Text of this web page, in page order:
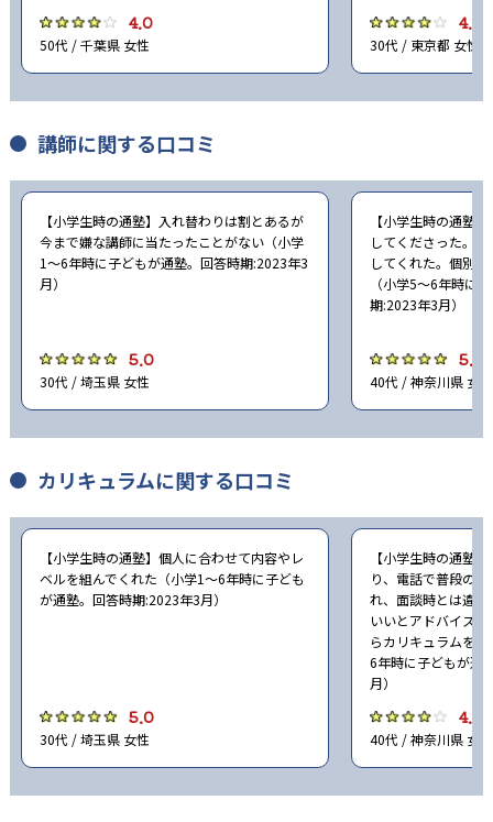
4.0
50代 / 千葉県 女性
4.0
30代 / 東京都 女性
講師に関する口コミ
【小学生時の通塾】入れ替わりは割とあるが
今まで嫌な講師に当たったことがない（小学
1〜6年時に子どもが通塾。回答時期:2023年3
月）
5.0
30代 / 埼玉県 女性
【小学生時の通塾
してくださった。
してくれた。個別
（小学5〜6年時に
期:2023年3月）
5.0
40代 / 神奈川県 女性
カリキュラムに関する口コミ
【小学生時の通塾】個人に合わせて内容やレ
ベルを組んでくれた（小学1〜6年時に子ども
が通塾。回答時期:2023年3月）
5.0
30代 / 埼玉県 女性
【小学生時の通塾
り、電話で普段の
れ、面談時とは違
いいとアドバイス
らカリキュラムを
6年時に子どもが通
月）
4.0
40代 / 神奈川県 女性